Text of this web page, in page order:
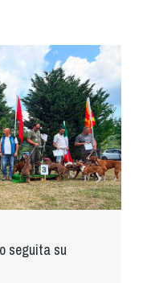
seguita su
Trasparente